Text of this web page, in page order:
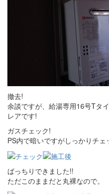
撤去!
余談ですが、給湯専用16号Tタ
レアです!
ガスチェック!
PS内で暗いですがしっかりチェ
ばっちりできました!!
ただこのままだと丸裸なので。